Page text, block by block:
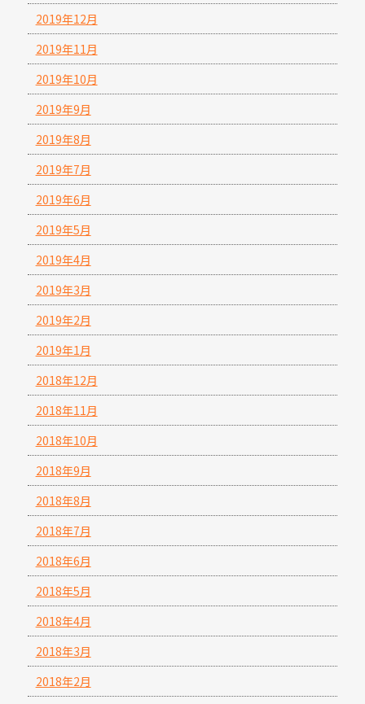
2019年12月
2019年11月
2019年10月
2019年9月
2019年8月
2019年7月
2019年6月
2019年5月
2019年4月
2019年3月
2019年2月
2019年1月
2018年12月
2018年11月
2018年10月
2018年9月
2018年8月
2018年7月
2018年6月
2018年5月
2018年4月
2018年3月
2018年2月